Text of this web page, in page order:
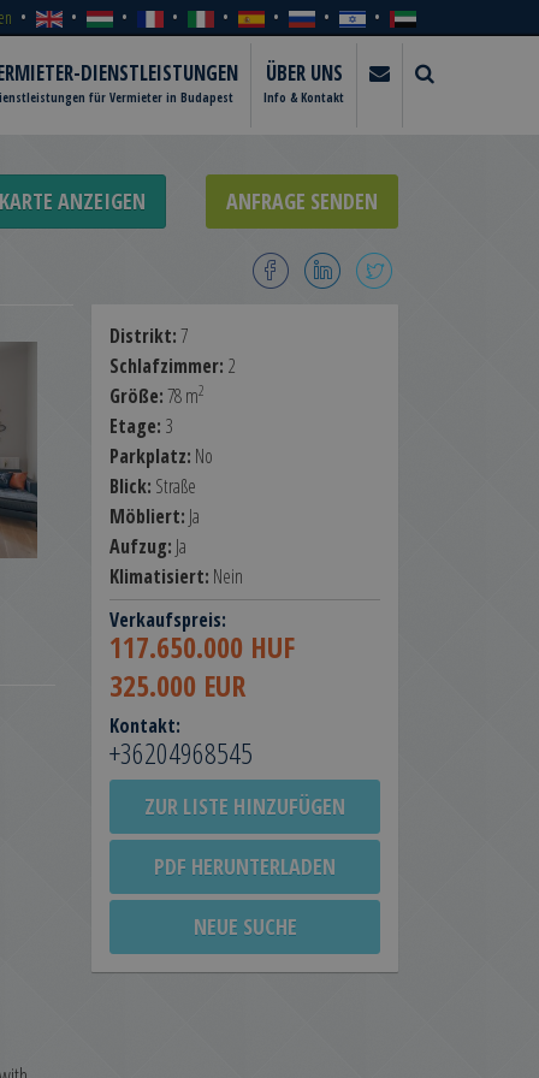
DIENSTLEISTUNGEN
für Vermieter in Budapest
ÜBER UNS
Info & Kontakt
KARTE ANZEIGEN ANFRAGE SENDEN
Distrikt:7
Schlafzimmer: 2
Größe:78 m2
Etage: 3
Parkplatz: No
Blick: Straße
Möbliert: Ja
Aufzug: Ja
Klimatisiert: Nein
Verkaufspreis:
117.650.000 HUF
325.000 EUR
Kontakt:
+36204968545
ZUR LISTE HINZUFÜGEN
PDF HERUNTERLADEN
NEUE SUCHE